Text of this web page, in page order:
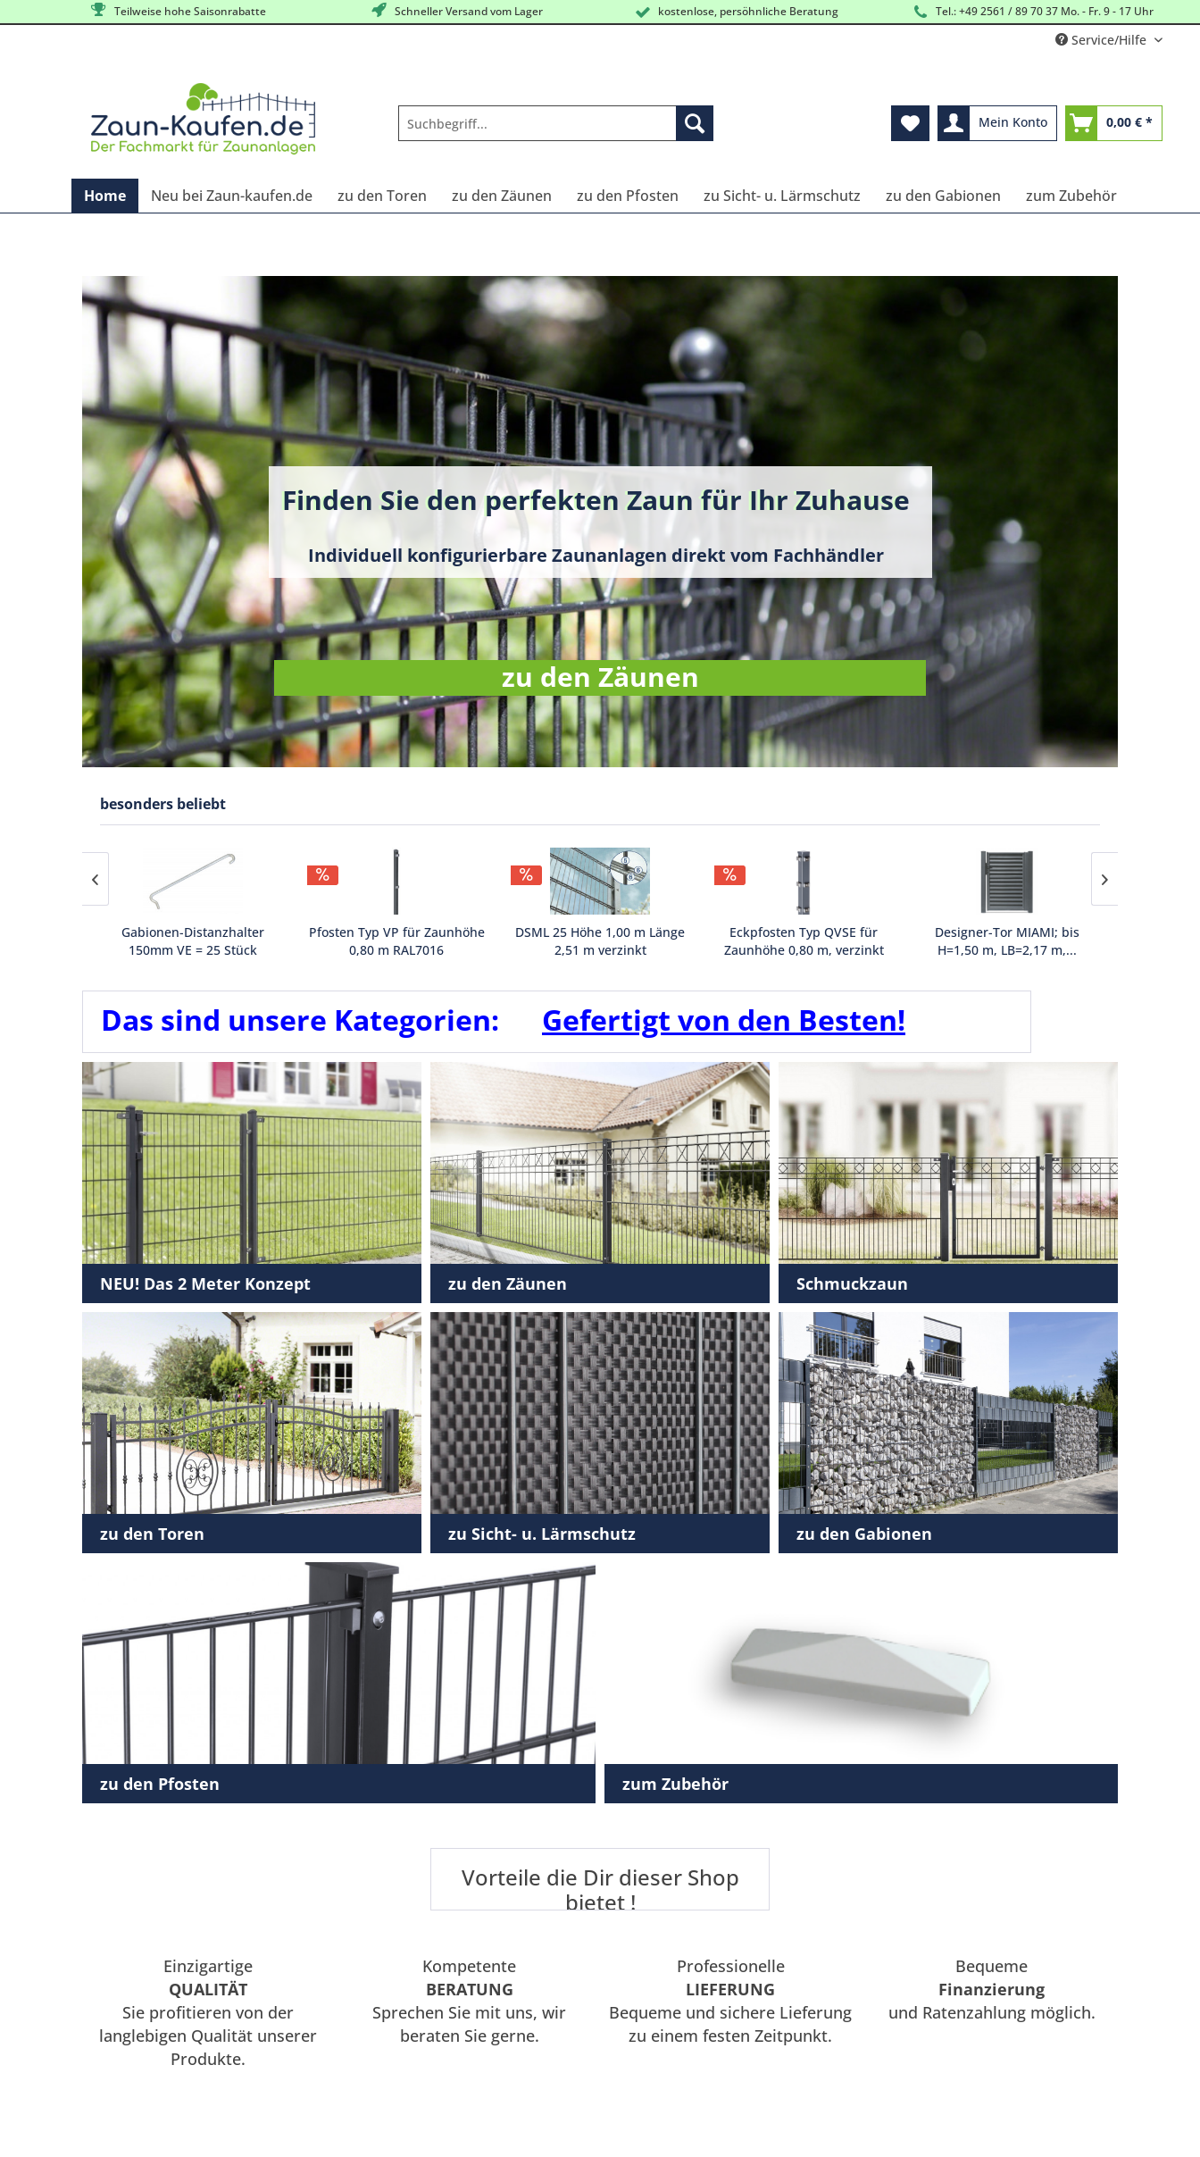
Teilweise hohe Saisonrabatte Schneller Versand vom Lager kostenlose, persöhnliche Beratung Tel.: +49 2561 / 89 70 37 Mo. - Fr. 9 - 17 Uhr
Service/Hilfe
Mein Konto 0,00 € *
Home Neu bei Zaun-kaufen.de zu den Toren zu den Zäunen zu den Pfosten zu Sicht- u. Lärmschutz zu den Gabionen zum Zubehör
besonders beliebt
Gabionen-Distanzhalter
150mm VE = 25 Stück
19,87 €
Pfosten Typ VP für Zaunhöhe
0,80 m RAL7016
13,01 € 17,34 € *
DSML 25 Höhe 1,00 m Länge
2,51 m verzinkt
111,20 € 148,27 € *
Eckpfosten Typ QVSE für
Zaunhöhe 0,80 m, verzinkt
41,47 € 55,29 € *
Designer-Tor MIAMI; bis
H=1,50 m, LB=2,17 m,...
2.796,44 €
zu den Zäunen
NEU! Das 2 Meter Konzept
zu den Toren zu Sicht- u. Lärmschutz zu den Gabionen
Schmuckzaun
Finden Sie den perfekten Zaun für Ihr Zuhause
Individuell konfigurierbare Zaunanlagen direkt vom Fachhändler
zu den Zäunen
Einzigartige
QUALITÄT
Sie profitieren von der
langlebigen Qualität unserer
Produkte.
Kompetente
BERATUNG
Sprechen Sie mit uns, wir
beraten Sie gerne.
Professionelle
LIEFERUNG
Bequeme und sichere Lieferung
zu einem festen Zeitpunkt.
Bequeme
Finanzierung
und Ratenzahlung möglich.
zu den Pfosten zum Zubehör
Vorteile die Dir dieser Shop
bietet !
Das sind unsere Kategorien: Gefertigt von den Besten!